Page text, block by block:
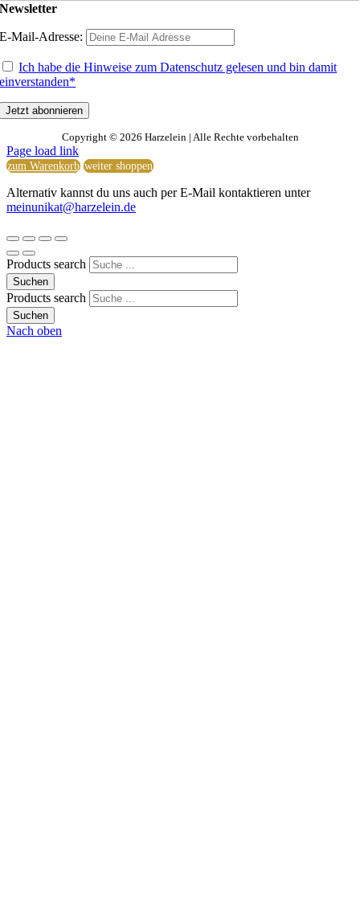
Newsletter
E-Mail-Adresse:
Ich habe die Hinweise zum Datenschutz gelesen und bin damit
einverstanden*
Copyright © 2026 Harzelein | Alle Rechte vorbehalten
Page load link
zum Warenkorb weiter shoppen
Alternativ kannst du uns auch per E-Mail kontaktieren unter
meinunikat@harzelein.de
Products search
Suchen
Products search
Suchen
Nach oben